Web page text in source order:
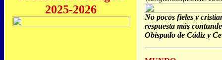
No pocos fieles y
respuesta más
Obispado de Cádiz y
2025-2026